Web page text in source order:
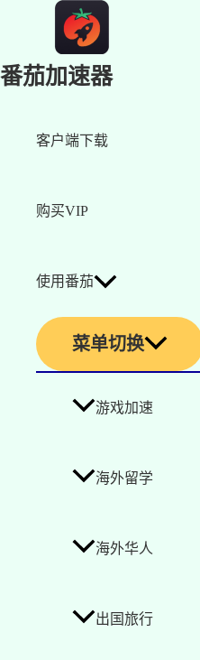
番茄加速器
客户端下载
购买VIP
使用番茄
菜单切换
游戏加速
海外留学
海外华人
出国旅行